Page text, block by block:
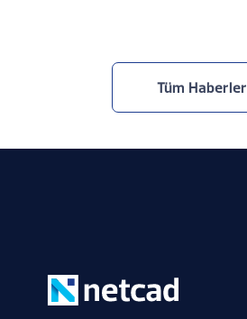
Tüm Haberler